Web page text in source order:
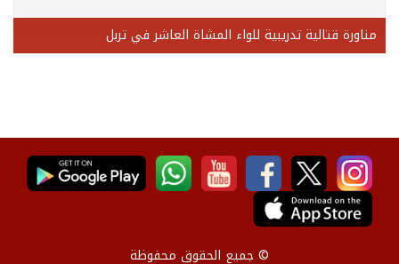
مناورة قتالية تدريبية للواء المشاة العاشر في تربل
© جميع الحقوق محفوظة